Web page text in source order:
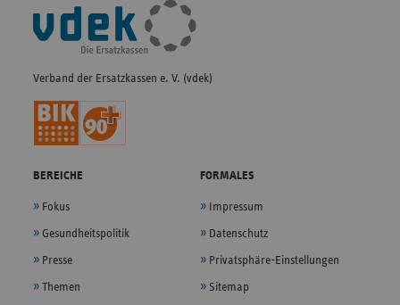
Fußleisten-
Navigation
Verband der Ersatzkassen e. V. (vdek)
BEREICHE
Fokus
Gesundheitspolitik
Presse
Themen
FORMALES
Impressum
Datenschutz
Privatsphäre-Einstellungen
Sitemap